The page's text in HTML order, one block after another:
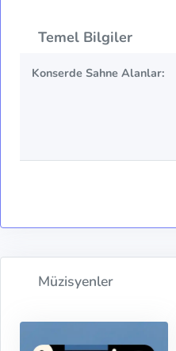
Temel Bilgiler
Konserde Sahne Alanlar:
Müzisyenler